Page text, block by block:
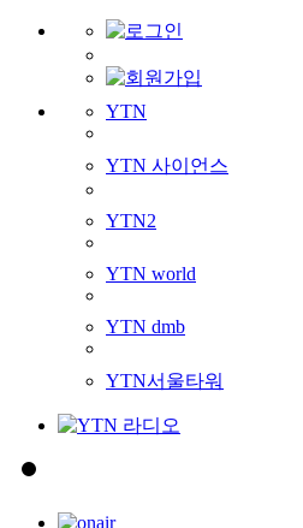
YTN
YTN 사이언스
YTN2
YTN world
YTN dmb
YTN서울타워